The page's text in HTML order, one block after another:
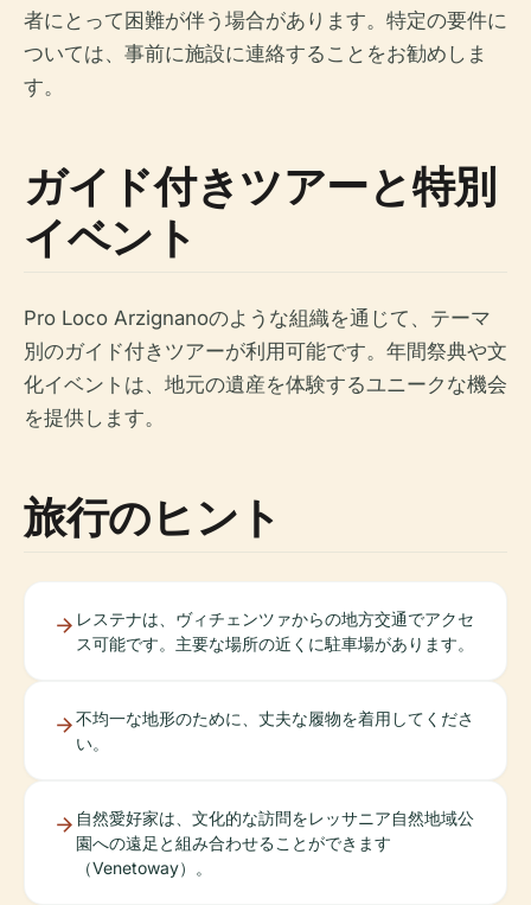
者にとって困難が伴う場合があります。特定の要件に
ついては、事前に施設に連絡することをお勧めしま
す。
ガイド付きツアーと特別
イベント
Pro Loco Arzignanoのような組織を通じて、テーマ
別のガイド付きツアーが利用可能です。年間祭典や文
化イベントは、地元の遺産を体験するユニークな機会
を提供します。
旅行のヒント
レステナは、ヴィチェンツァからの地方交通でアクセ
ス可能です。主要な場所の近くに駐車場があります。
不均一な地形のために、丈夫な履物を着用してくださ
い。
自然愛好家は、文化的な訪問をレッサニア自然地域公
園への遠足と組み合わせることができます
（Venetoway）。